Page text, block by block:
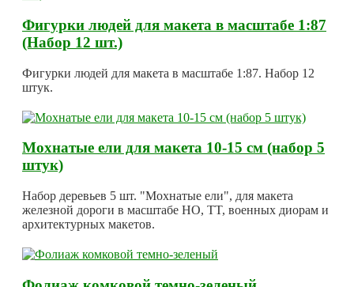
Фигурки людей для макета в масштабе 1:87
(Набор 12 шт.)
Фигурки людей для макета в масштабе 1:87. Набор 12
штук.
Мохнатые ели для макета 10-15 см (набор 5
штук)
Набор деревьев 5 шт. "Мохнатые ели", для макета
железной дороги в масштабе HO, TT, военных диорам и
архитектурных макетов.